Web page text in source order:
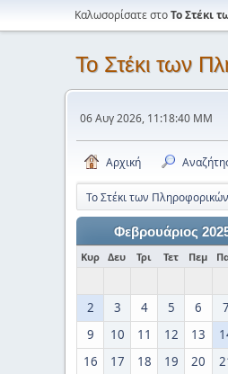
Καλωσορίσατε στοΤο Στέκι
Το Στέκι των
06 Αυγ 2026, 11:18:40 ΜΜ
Αρχική
Το Στέκι των Πληροφορικών
Φεβρουάριος
Κυρ Δευ Τρι Τετ Πεμ
2
3 4 5 6 7
9
10 11 12 13
16
17 18 19 20